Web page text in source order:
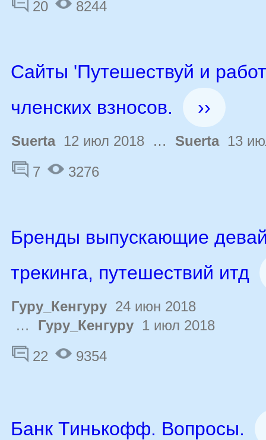
20
8244
Сайты 'Путешествуй и
членских взносов.
››
Suerta12 июл 2018 … Suerta13
7
3276
Бренды выпускающие
трекинга, путешествий итд
Гуру_Кенгуру 24 июн 2018
… Гуру_Кенгуру 1 июл 2018
22
9354
Банк Тинькофф. Вопросы.